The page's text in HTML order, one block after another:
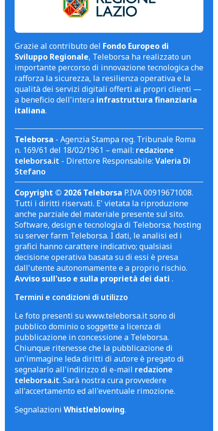
Grazie al contributo del Fondo Europeo di
Sviluppo Regionale, Teleborsa ha realizzato un
importante percorso di innovazione tecnologica che
rafforza la sicurezza, la resilienza operativa e la
qualità dei servizi digitali offerti ai propri clienti —
a beneficio dell'intera infrastruttura finanziaria
italiana.
Teleborsa - Agenzia Stampa reg. Tribunale Roma
n. 169/61 del 18/02/1961 – email: redazione
teleborsa.it - Direttore Responsabile: Valeria Di
Stefano
Copyright © 2026 Teleborsa P.IVA 00919671008.
Tutti i diritti riservati. E' vietata la riproduzione
anche parziale del materiale presente sul sito.
Software, design e tecnologia di Teleborsa; hosting
su server farm Teleborsa. I dati, le analisi ed i
grafici hanno carattere indicativo; qualsiasi
decisione operativa basata su di essi è presa
dall'utente autonomamente e a proprio rischio.
Avviso sull'uso e sulla proprietà dei dati .
Termini e condizioni di utilizzo
Le foto presenti su www.teleborsa.it sono di
pubblico dominio o soggette a licenza di
pubblicazione in concessione a Teleborsa.
Chiunque ritenesse che la pubblicazione di
un'immagine leda diritti di autore è pregato di
segnalarlo all'indirizzo di e-mail redazione
teleborsa.it. Sarà nostra cura provvedere
all'accertamento ed all'eventuale rimozione.
Segnalazioni Whistleblowing.